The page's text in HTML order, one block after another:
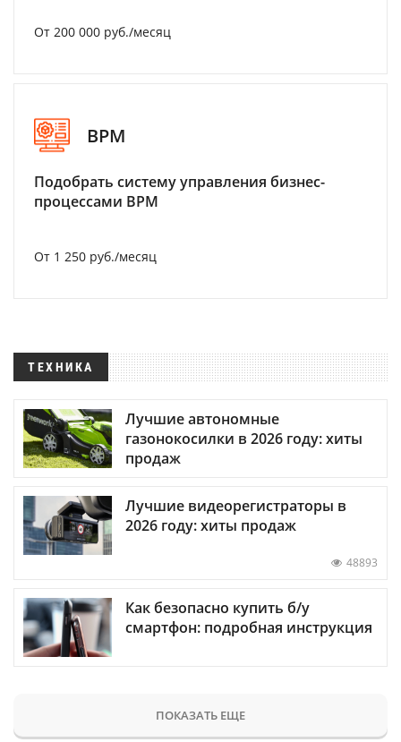
От 200 000 руб./месяц
BPM
Подобрать систему управления бизнес-
процессами BPM
От 1 250 руб./месяц
ТЕХНИКА
Лучшие автономные
газонокосилки в 2026 году: хиты
продаж
Лучшие видеорегистраторы в
2026 году: хиты продаж
48893
Как безопасно купить б/у
смартфон: подробная инструкция
ПОКАЗАТЬ ЕЩЕ